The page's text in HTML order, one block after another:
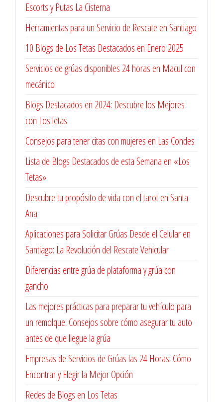
Escorts y Putas La Cisterna
Herramientas para un Servicio de Rescate en Santiago
10 Blogs de Los Tetas Destacados en Enero 2025
Servicios de grúas disponibles 24 horas en Macul con
mecánico
Blogs Destacados en 2024: Descubre los Mejores
con LosTetas
Consejos para tener citas con mujeres en Las Condes
Lista de Blogs Destacados de esta Semana en «Los
Tetas»
Descubre tu propósito de vida con el tarot en Santa
Ana
Aplicaciones para Solicitar Grúas Desde el Celular en
Santiago: La Revolución del Rescate Vehicular
Diferencias entre grúa de plataforma y grúa con
gancho
Las mejores prácticas para preparar tu vehículo para
un remolque: Consejos sobre cómo asegurar tu auto
antes de que llegue la grúa
Empresas de Servicios de Grúas las 24 Horas: Cómo
Encontrar y Elegir la Mejor Opción
Redes de Blogs en Los Tetas